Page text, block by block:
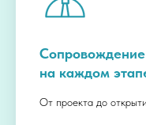
Сопровождение
на каждом
От проекта до